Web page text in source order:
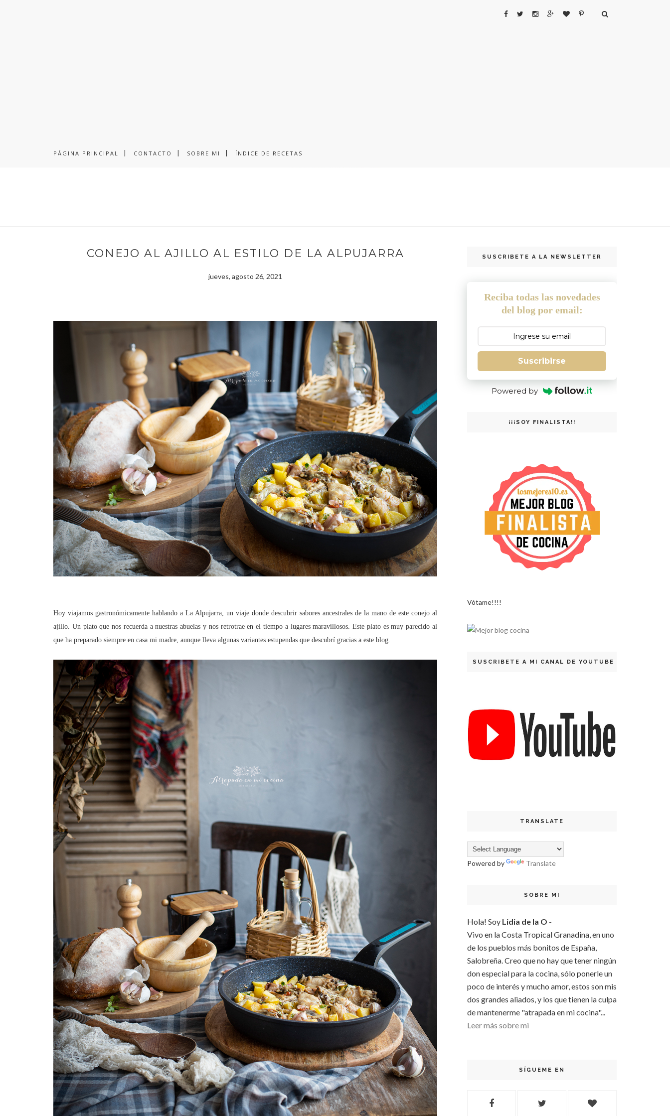
PÁGINA PRINCIPAL CONTACTO SOBRE MI ÍNDICE DE RECETAS
CONEJO AL AJILLO AL ESTILO DE LA ALPUJARRA
jueves, agosto 26, 2021
Hoy viajamos gastronómicamente hablando a La Alpujarra, un viaje donde descubrir sabores ancestrales de la mano de este conejo al
ajillo. Un plato que nos recuerda a nuestras abuelas y nos retrotrae en el tiempo a lugares maravillosos. Este plato es muy parecido al
que ha preparado siempre en casa mi madre, aunque lleva algunas variantes estupendas que descubrí gracias a este blog.
SUSCRIBETE A LA NEWSLETTER
Reciba todas las novedades
del blog por email:
Suscribirse
Powered by
¡¡¡SOY FINALISTA!!
Vótame!!!!
SUSCRIBETE A MI CANAL DE YOUTUBE
TRANSLATE
Powered by Translate
SOBRE MI
Hola! Soy Lidia de la O -
Vivo en la Costa Tropical Granadina, en uno
de los pueblos más bonitos de España,
Salobreña. Creo que no hay que tener ningún
don especial para la cocina, sólo ponerle un
poco de interés y mucho amor, estos son mis
dos grandes aliados, y los que tienen la culpa
de mantenerme "atrapada en mi cocina"...
Leer más sobre mi
SÍGUEME EN